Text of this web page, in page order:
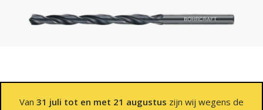
Van 31 juli tot en met 21 augustus zijn wij wegens de